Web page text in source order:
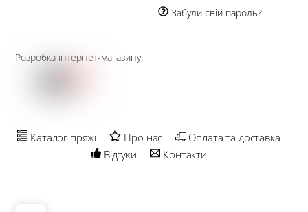
Забули свій пароль?
Розробка інтернет-магазину:
Каталог пряжі Про нас
Оплата та доставка
Відгуки
Контакти